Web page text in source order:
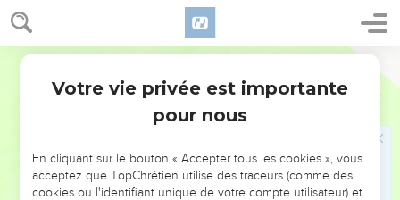
Proverbes 5
14 Peu s'en est fallu que je n'aie été dans toute sorte de mal,
au milieu de la congrégation et de l'assemblée.
Aimer la femme de sa jeunesse
Bois des eaux de ta citerne, et des ruisseaux du milieu de
Que tes fontaines se répandent dehors, et les ruisseaux
d'eau par les rues ;
Votre vie privée est importante
pour nous
En cliquant sur le bouton « Accepter tous les cookies », vous
acceptez que TopChrétien utilise des traceurs (comme des
cookies ou l'identifiant unique de votre compte utilisateur) et